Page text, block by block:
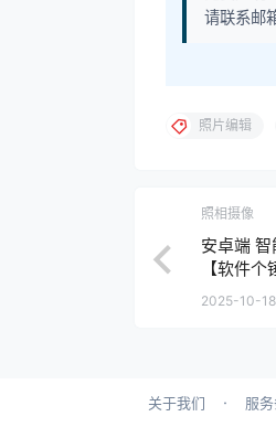
请联系邮
照片编辑
照相摄像
安卓端
【软件个
2025-10-
关于我们 · 服